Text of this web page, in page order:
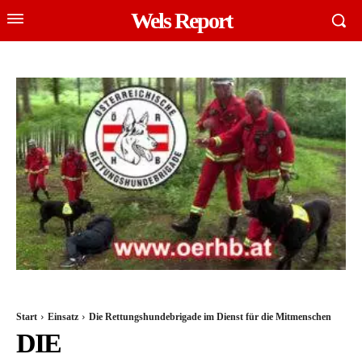
Wels Report
Start Einsatz Die Rettungshundebrigade im Dienst für die Mitmenschen
DIE